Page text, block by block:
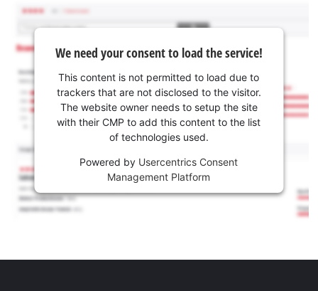
We need your consent to load the service!
This content is not permitted to load due to
trackers that are not disclosed to the visitor.
The website owner needs to setup the site
with their CMP to add this content to the list
of technologies used.
Powered by Usercentrics Consent
Management Platform